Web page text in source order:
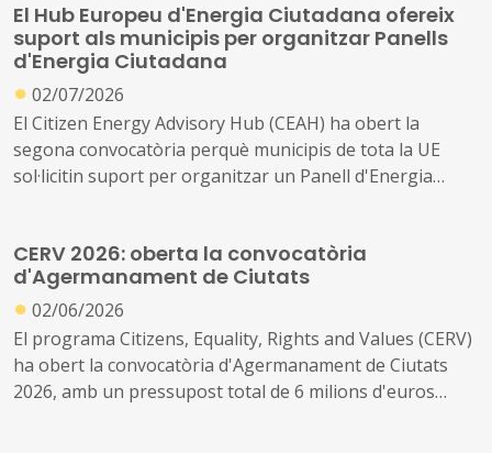
El Hub Europeu d'Energia Ciutadana ofereix
suport als municipis per organitzar Panells
d'Energia Ciutadana
● 02/07/2026
El Citizen Energy Advisory Hub (CEAH) ha obert la
segona convocatòria perquè municipis de tota la UE
sol·licitin suport per organitzar un Panell d'Energia
transició energètica local.
CERV 2026: oberta la convocatòria
d'Agermanament de Ciutats
● 02/06/2026
El programa Citizens, Equality, Rights and Values (CERV)
ha obert la convocatòria d'Agermanament de Ciutats
2026, amb un pressupost total de 6 milions d'euros